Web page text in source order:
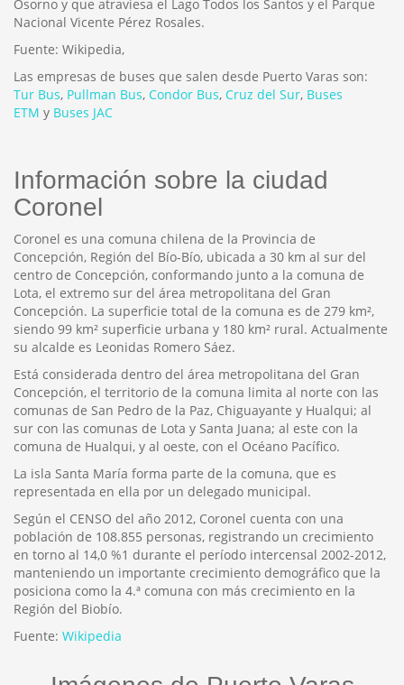
Osorno y que atraviesa el Lago Todos los Santos y el Parque
Nacional Vicente Pérez Rosales.
Fuente: Wikipedia,
Las empresas de buses que salen desde Puerto Varas son:
Tur Bus, Pullman Bus, Condor Bus, Cruz del Sur, Buses
ETM y Buses JAC
Información sobre la ciudad
Coronel
Coronel es una comuna chilena de la Provincia de
Concepción, Región del Bío-Bío, ubicada a 30 km al sur del
centro de Concepción, conformando junto a la comuna de
Lota, el extremo sur del área metropolitana del Gran
Concepción. La superficie total de la comuna es de 279 km²,
siendo 99 km² superficie urbana y 180 km² rural. Actualmente
su alcalde es Leonidas Romero Sáez.
Está considerada dentro del área metropolitana del Gran
Concepción, el territorio de la comuna limita al norte con las
comunas de San Pedro de la Paz, Chiguayante y Hualqui; al
sur con las comunas de Lota y Santa Juana; al este con la
comuna de Hualqui, y al oeste, con el Océano Pacífico.
La isla Santa María forma parte de la comuna, que es
representada en ella por un delegado municipal.
Según el CENSO del año 2012, Coronel cuenta con una
población de 108.855 personas, registrando un crecimiento
en torno al 14,0 %1 durante el período intercensal 2002-2012,
manteniendo un importante crecimiento demográfico que la
posiciona como la 4.ª comuna con más crecimiento en la
Región del Biobío.
Fuente: Wikipedia